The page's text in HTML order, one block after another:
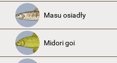
Masu osiadły
Midori goi